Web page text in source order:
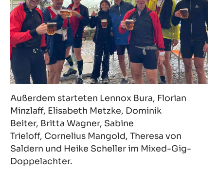
Außerdem starteten Lennox Bura, Florian
Minzlaff, Elisabeth Metzke, Dominik
Beiter, Britta Wagner, Sabine
Trieloff, Cornelius Mangold, Theresa von
Saldern und Heike Scheller im Mixed-Gig-
Doppelachter.